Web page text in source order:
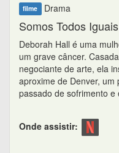
filme Drama
Somos Todos Iguais
Deborah Hall é uma
um grave câncer.
negociante de arte, ela
aproxime de Denver, um
passado de sofrimento e
Onde assistir: